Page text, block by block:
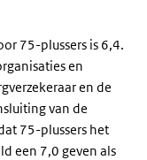
75-plussers is 6,4.
en
en de
van de
75-plussers het
een 7,0 geven als